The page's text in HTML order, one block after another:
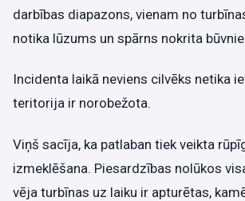
darbības diapazons, vienam no
notika lūzums un spārns nokrita
Incidenta laikā neviens cilvēks netika
teritorija ir norobežota.
Viņš sacīja, ka patlaban tiek veikta
izmeklēšana. Piesardzības nolūkos
vēja turbīnas uz laiku ir apturētas,